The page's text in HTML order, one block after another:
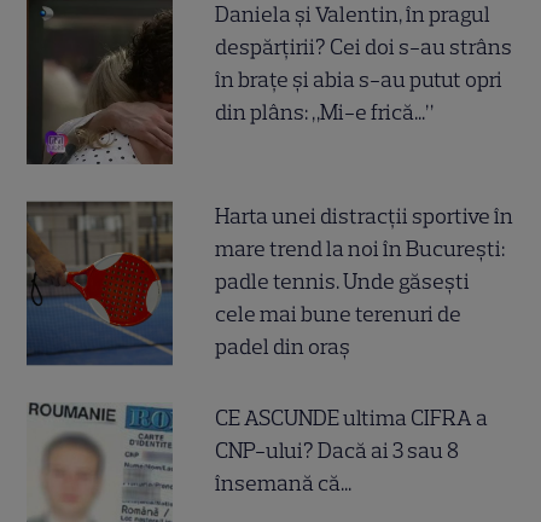
Daniela și Valentin, în pragul
despărțirii? Cei doi s-au strâns
în brațe și abia s-au putut opri
din plâns: „Mi-e frică...”
Harta unei distracții sportive în
mare trend la noi în București:
padle tennis. Unde găsești
cele mai bune terenuri de
padel din oraș
CE ASCUNDE ultima CIFRA a
CNP-ului? Dacă ai 3 sau 8
însemană că...